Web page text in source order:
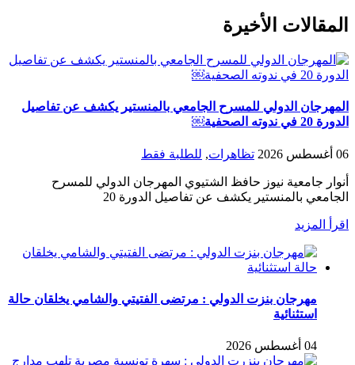
المقالات الأخيرة
المهرجان الدولي للمسرح الجامعي بالمنستير يكشف عن تفاصيل
الدورة 20 في ندوته الصحفية￼
06 أغسطس 2026 تظاهرات, للطلبة فقط
أنوار جامعية نيوز حافظ الشتيوي المهرجان الدولي للمسرح
الجامعي بالمنستير يكشف عن تفاصيل الدورة 20
اقرأ المزيد
مهرجان بنزت الدولي : مرتضى الفتيتي والشامي يخلقان حالة
استثنائية
04 أغسطس 2026